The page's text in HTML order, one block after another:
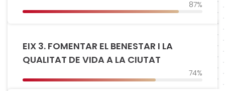
87%
EIX 3. FOMENTAR EL BENESTAR I LA
QUALITAT DE VIDA A LA CIUTAT
74%